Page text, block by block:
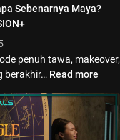
Sebenarnya Maya?
penuh tawa, makeover,
berakhir… Read more